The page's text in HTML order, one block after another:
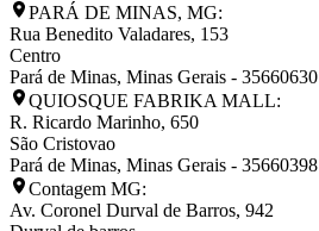
PARÁ DE MINAS, MG:
Rua Benedito Valadares, 153
Centro
Pará de Minas, Minas Gerais - 35660630
QUIOSQUE FABRIKA MALL:
R. Ricardo Marinho, 650
São Cristovao
Pará de Minas, Minas Gerais - 35660398
Contagem MG:
Av. Coronel Durval de Barros, 942